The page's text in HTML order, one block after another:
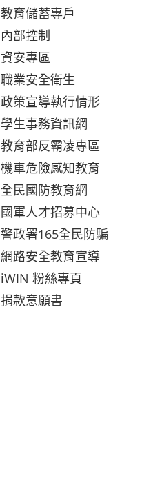
教育儲蓄專戶
內部控制
資安專區
職業安全衛生
政策宣導執行情形
學生事務資訊網
教育部反霸凌專區
機車危險感知教育
全民國防教育網
國軍人才招募中心
警政署165全民防騙
網路安全教育宣導
iWIN 粉絲專頁
捐款意願書